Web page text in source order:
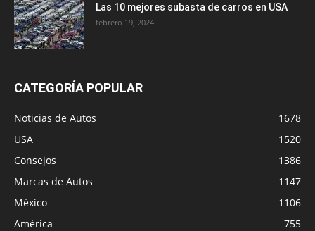
Las 10 mejores subasta de carros en USA
febrero 19, 2024
CATEGORÍA POPULAR
Noticias de Autos
1678
USA
1520
Consejos
1386
Marcas de Autos
1147
México
1106
América
755